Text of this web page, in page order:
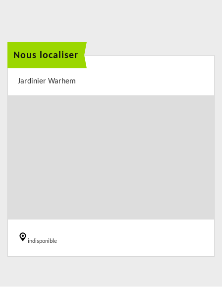
Nous localiser
Jardinier Warhem
indisponible